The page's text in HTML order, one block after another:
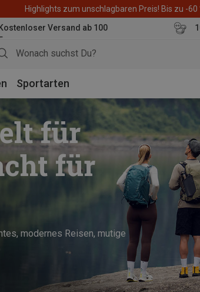
Highlights zum unschlagbaren Preis! Bis zu -60
Kostenloser Versand ab 100
Sportarten
für
für
modernes Reisen, mutige